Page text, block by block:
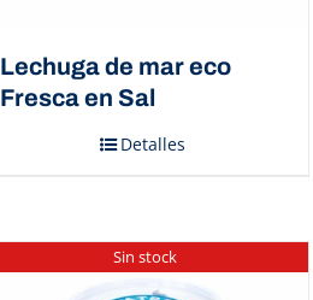
Lechuga de mar eco
Fresca en Sal
Detalles
Sin stock